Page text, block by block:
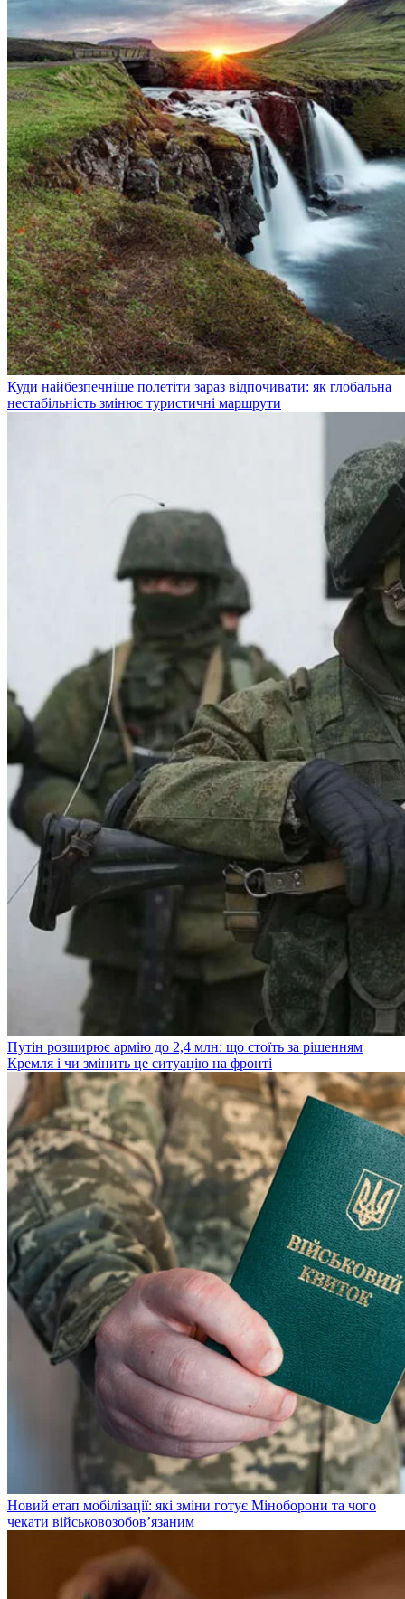
Куди найбезпечніше полетіти зараз відпочивати: як глобальна
нестабільність змінює туристичні маршрути
Путін розширює армію до 2,4 млн: що стоїть за рішенням
Кремля і чи змінить це ситуацію на фронті
Новий етап мобілізації: які зміни готує Міноборони та чого
чекати військовозобов’язаним